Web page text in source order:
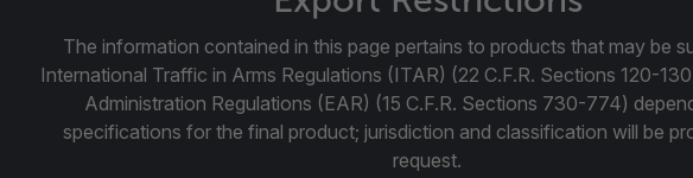
The information contained in this page pertains to products that may be
International Traffic in Arms Regulations (ITAR) (22 C.F.R. Sections 120-
Administration Regulations (EAR) (15 C.F.R. Sections 730-774)
specifications for the final product; jurisdiction and classification will be
request.